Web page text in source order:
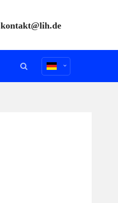
kontakt@lih.de